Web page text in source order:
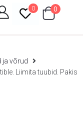
0 0
ja võrud
Liimita tuubid. Pakis